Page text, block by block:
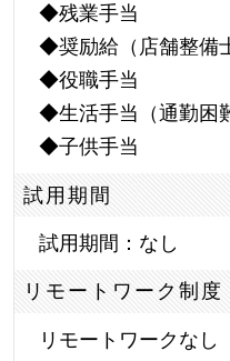
◆残業手当
◆奨励給（店舗整備
◆役職手当
◆生活手当（通勤困
◆子供手当
試用期間
試用期間：なし
リモートワーク制度
リモートワークなし